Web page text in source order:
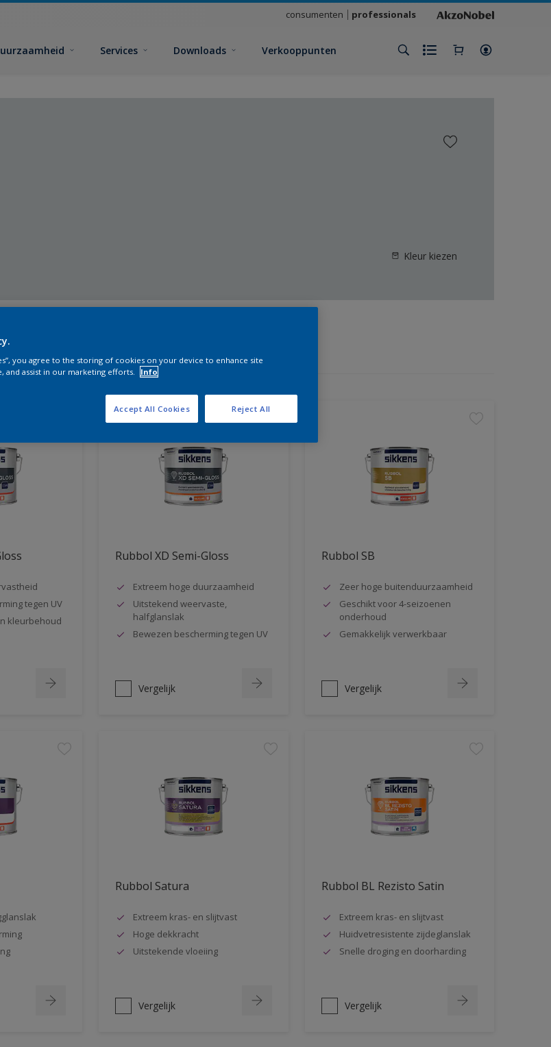
consumenten professionals
Services Downloads Verkooppunten
Kleur kiezen
tegen UV
kleurbehoud
Rubbol XD Semi-Gloss
Extreem hoge duurzaamheid
Uitstekend weervaste,
halfglanslak
Bewezen bescherming tegen UV
Vergelijk
Rubbol SB
Zeer hoge buitenduurzaamheid
Geschikt voor 4-seizoenen
onderhoud
Gemakkelijk verwerkbaar
Vergelijk
Rubbol Satura
Extreem kras- en slijtvast
Hoge dekkracht
Uitstekende vloeiing
Vergelijk
Rubbol BL Rezisto Satin
Extreem kras- en slijtvast
Huidvetresistente zijdeglanslak
Snelle droging en doorharding
Vergelijk
you agree to the storing of cookies on your device to enhance site
and assist in our marketing efforts.
Info
Reject All
Accept All Cookies